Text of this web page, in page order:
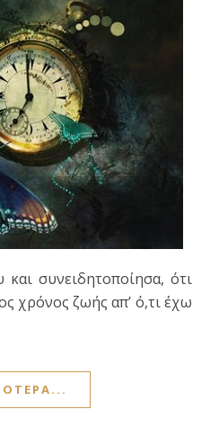
χρόνος ζωής απ’ ό,τι έχω